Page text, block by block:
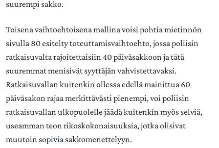
suurempi sakko.
Toisena vaihtoehtoisena mallina voisi pohtia mietinnön
sivulla 80 esitelty toteuttamisvaihtoehto, jossa poliisin
ratkaisuvalta rajoitettaisiin 40 päiväsakkoon ja tätä
suuremmat menisivät syyttäjän vahvistettavaksi.
Ratkaisuvallan kuitenkin ollessa edellä mainittua 60
päiväsakon rajaa merkittävästi pienempi, voi poliisin
ratkaisuvallan ulkopuolelle jäädä kuitenkin myös selviä,
useamman teon rikoskokonaisuuksia, jotka olisivat
muutoin sopivia sakkomenettelyyn.